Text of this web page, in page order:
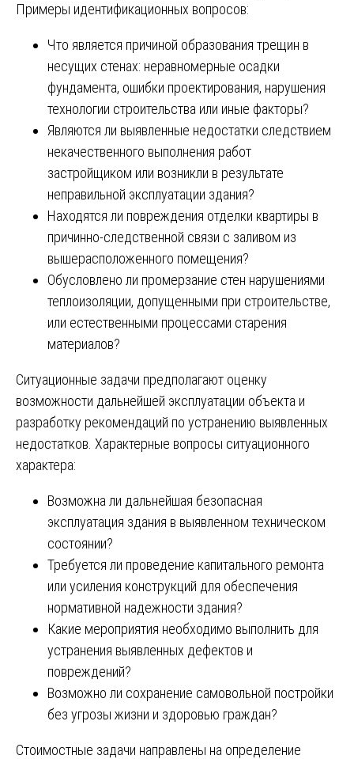
Примеры идентификационных вопросов:
Что является причиной образования трещин в
несущих стенах: неравномерные осадки
фундамента, ошибки проектирования, нарушения
технологии строительства или иные факторы?
Являются ли выявленные недостатки следствием
некачественного выполнения работ
застройщиком или возникли в результате
неправильной эксплуатации здания?
Находятся ли повреждения отделки квартиры в
причинно-следственной связи с заливом из
вышерасположенного помещения?
Обусловлено ли промерзание стен нарушениями
теплоизоляции, допущенными при строительстве,
или естественными процессами старения
материалов?
Ситуационные задачи предполагают оценку
возможности дальнейшей эксплуатации объекта и
разработку рекомендаций по устранению выявленных
недостатков. Характерные вопросы ситуационного
характера:
Возможна ли дальнейшая безопасная
эксплуатация здания в выявленном техническом
состоянии?
Требуется ли проведение капитального ремонта
или усиления конструкций для обеспечения
нормативной надежности здания?
Какие мероприятия необходимо выполнить для
устранения выявленных дефектов и
повреждений?
Возможно ли сохранение самовольной постройки
без угрозы жизни и здоровью граждан?
Стоимостные задачи направлены на определение